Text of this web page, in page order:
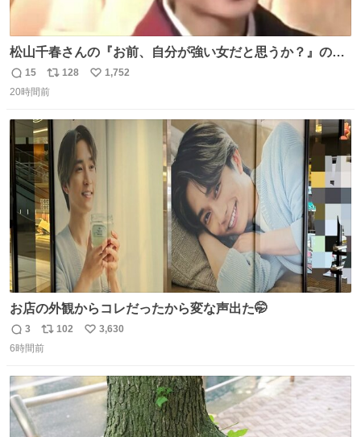
松山千春さんの『お前、自分が強い女だと思うか？』の一
言で… 中森明菜さんが思わず本音をこぼす瞬間😭
返
信
15
リ
ポ
ト
数
128
い
数
1,752
20時間前
お店の外観からコレだったから変な声出た🤭
返
信
3
リ
ポ
ト
数
102
い
数
3,630
6時間前